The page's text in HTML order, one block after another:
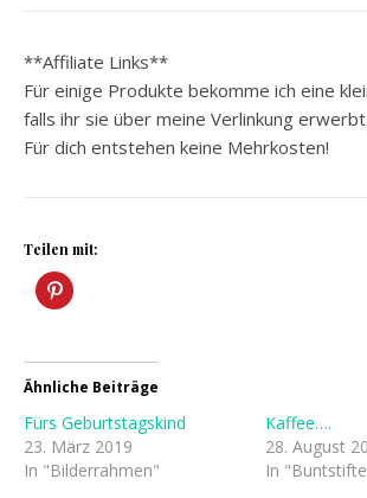
**Affiliate Links**
Für einige Produkte bekomme ich eine
falls ihr sie über meine Verlinkung erwerbt.
Für dich entstehen keine Mehrkosten!
Teilen mit:
Ähnliche Beiträge
Fürs Geburtstagskind
23. März 2019
In "Bilderrahmen"
Kaffee….
28. August
In